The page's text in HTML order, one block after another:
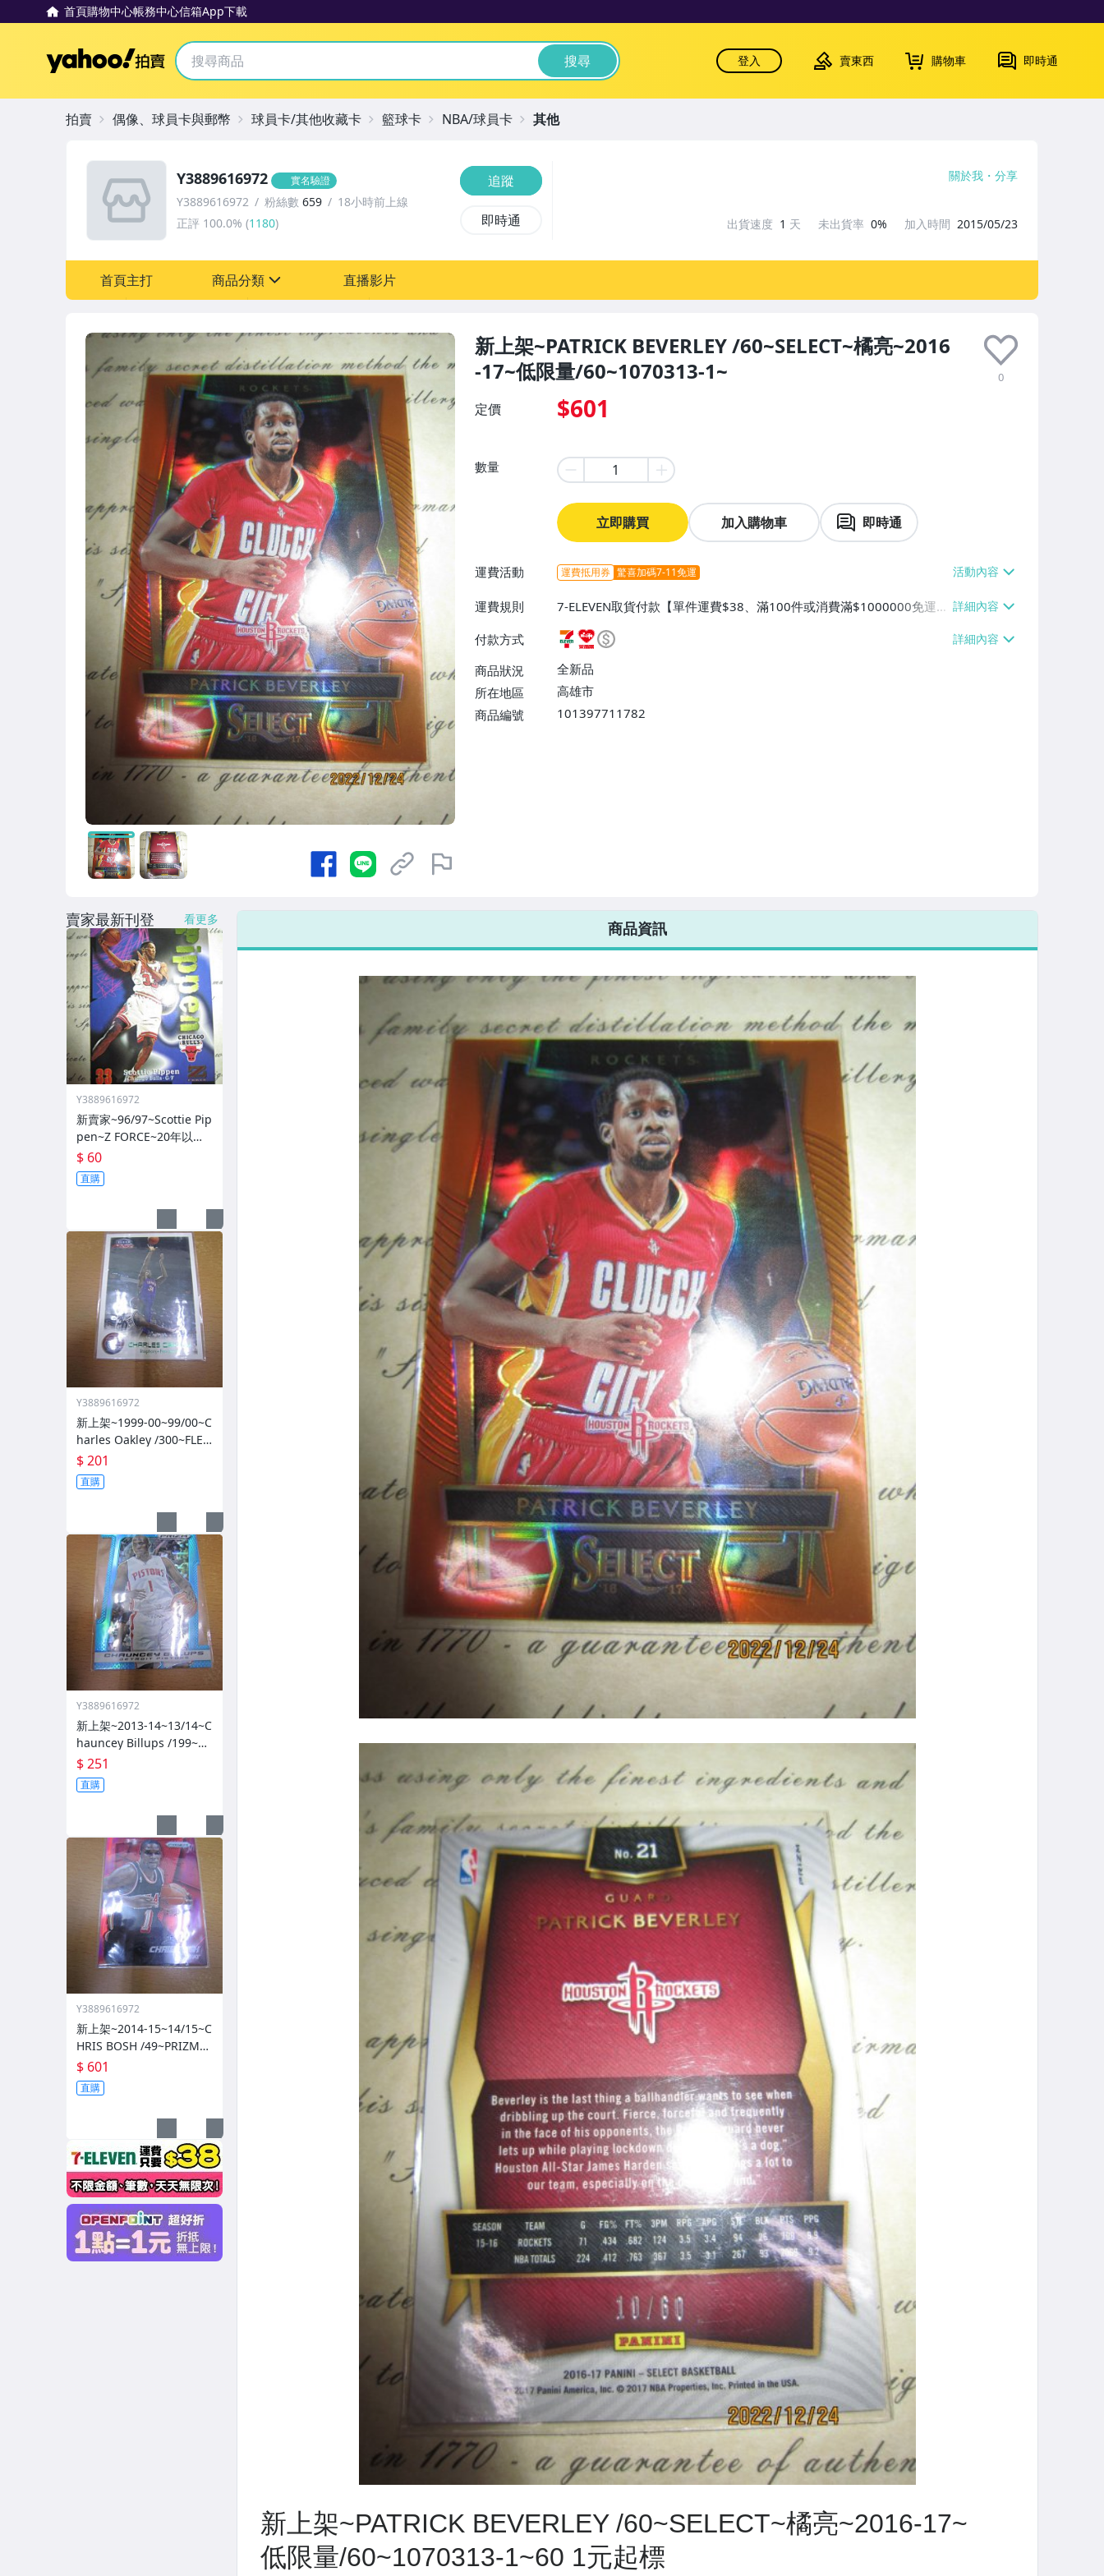
首頁購物中心帳務中心信箱App下載
Yahoo拍賣 搜尋 登入 賣東西 購物車 即時通
新上架~PATRICK BEVERLEY /60~SELECT~橘亮~2016
-17~低限量/60~1070313-1~
0
定價 $601
數量
立即購買 加入購物車 即時通
運費活動 運費抵用券 驚喜加碼7-11免運
運費規則
7-ELEVEN取貨付款【單件運費$38、滿100件或消費滿$1000000免運
費】、7-ELEVEN取貨不付款【單件運費$38】、萊爾富取貨付款【單件
運費$60、滿50件或消費滿$300000免運費】、郵局掛號【單件運費$5
0、滿30件或消費滿$30000免運費】
付款方式
商品狀況
全新品
所在地區
高雄市
商品編號
101397711782
Y3889616972 實名驗證
Y3889616972 粉絲數 659
18小時前上線
正評 100.0% (1180)
追蹤
即時通
關於我 分享
出貨速度 1 天 未出貨率 0% 加入時間 2015/05/23
首頁主打 商品分類 直播影片
拍賣 偶像、球員卡與郵幣 球員卡/其他收藏卡 籃球卡 NBA/球員卡 其他
商品資訊
賣家最新刊登 看更多
Y3889616972
新賣家~96/97~Scottie Pip
pen~Z FORCE~20年以上
歷史~無限量~
$ 60
直購
Y3889616972
新上架~1999-00~99/00~C
harles Oakley /300~FLEE
R~~限量/300~1060114-1
$ 201
直購
Y3889616972
新上架~2013-14~13/14~C
hauncey Billups /199~PR
IZM~SILVER~藍亮~限量/1
99~1060114-1
$ 251
直購
Y3889616972
新上架~2014-15~14/15~C
HRIS BOSH /49~PRIZM~S
ILVER~紅亮~低限量/49~1
060114-1
$ 601
直購